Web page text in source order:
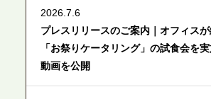
2026.7.6
プレスリリースのご案内｜オフィス
「お祭りケータリング」の試食会を
動画を公開